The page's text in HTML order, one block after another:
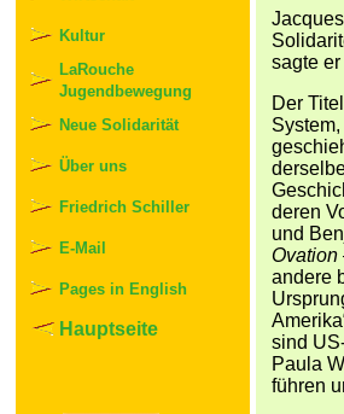
Kultur
LaRouche
Jugendbewegung
Neue Solidarität
Über uns
Friedrich Schiller
E-Mail
Pages in English
Hauptseite
sagte
Der
deren
und
Ovation
andere
sind
Paula
führen